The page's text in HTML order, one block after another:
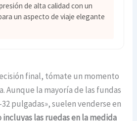
de alta calidad con un
un aspecto de viaje elegante
final, tómate un momento
Aunque la mayoría de las fundas
pulgadas», suelen venderse en
incluyas las ruedas en la medida